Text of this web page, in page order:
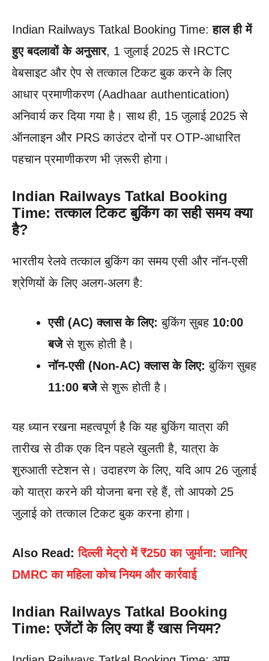
Indian Railways Tatkal Booking Time:हाल ही में
हुए बदलावों के अनुसार, 1 जुलाई 2025 से IRCTC
वेबसाइट और ऐप से तत्काल टिकट बुक करने के लिए
आधार प्रमाणीकरण (Aadhaar authentication)
अनिवार्य कर दिया गया है। साथ ही, 15 जुलाई 2025 से
ऑनलाइन और PRS काउंटर दोनों पर OTP-आधारित
पहचान प्रमाणीकरण भी ज़रूरी होगा।
Indian Railways Tatkal Booking
Time: तत्काल टिकट बुकिंग का सही समय क्या
है?
भारतीय रेलवे तत्काल बुकिंग का समय एसी और नॉन-एसी
श्रेणियों के लिए अलग-अलग है:
एसी (AC) क्लास के लिए: बुकिंग सुबह 10:00
बजेसे शुरू होती है।
नॉन-एसी (Non-AC) क्लास के लिए: बुकिंग सुबह
11:00 बजेसे शुरू होती है।
यह ध्यान रखना महत्वपूर्ण है कि यह बुकिंग यात्रा की
तारीख से ठीक एक दिन पहले खुलती है, यात्रा के
शुरुआती स्टेशन से। उदाहरण के लिए, यदि आप 26 जुलाई
को यात्रा करने की योजना बना रहे हैं, तो आपको 25
जुलाई को तत्काल टिकट बुक करना होगा।
Also Read:दिल्ली मेट्रो में ₹250 का जुर्माना: जानिए
DMRC का महिला कोच नियम और कार्रवाई
Indian Railways Tatkal Booking
Time: एजेंटों के लिए क्या हैं खास नियम?